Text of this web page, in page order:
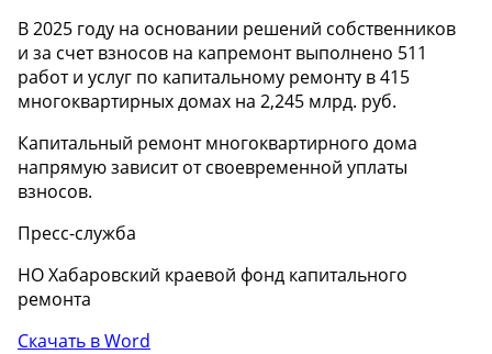
В 2025 году на основании решений собственников
и за счет взносов на капремонт выполнено 511
работ и услуг по капитальному ремонту в 415
многоквартирных домах на 2,245 млрд. руб.
Капитальный ремонт многоквартирного дома
напрямую зависит от своевременной уплаты
взносов.
Пресс-служба
НО Хабаровский краевой фонд капитального
ремонта
Скачать в Word